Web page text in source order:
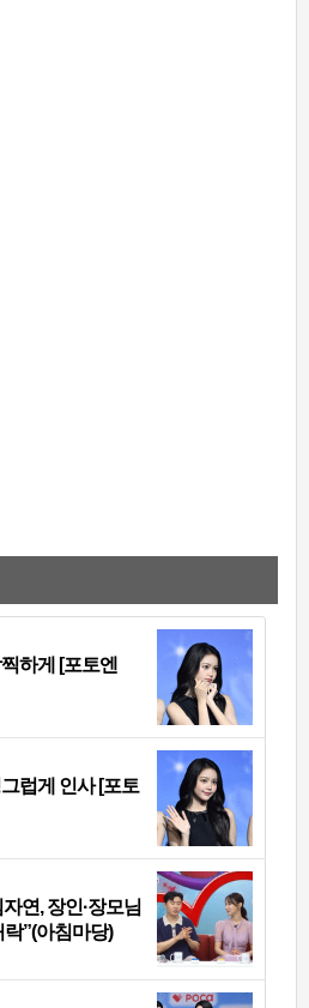
하게 [포토엔
럽게 인사 [포토
연, 장인·장모님
”(아침마당)